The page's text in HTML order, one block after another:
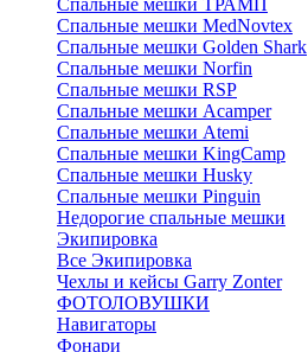
Спальные мешки ТРАМП
Cпальные мешки MedNovtex
Спальные мешки Golden Shark
Спальные мешки Norfin
Спальные мешки RSP
Спальные мешки Acamper
Спальные мешки Atemi
Спальные мешки KingCamp
Спальные мешки Husky
Спальные мешки Pinguin
Недорогие спальные мешки
Экипировка
Все Экипировка
Чехлы и кейсы Garry Zonter
ФОТОЛОВУШКИ
Навигаторы
Фонари